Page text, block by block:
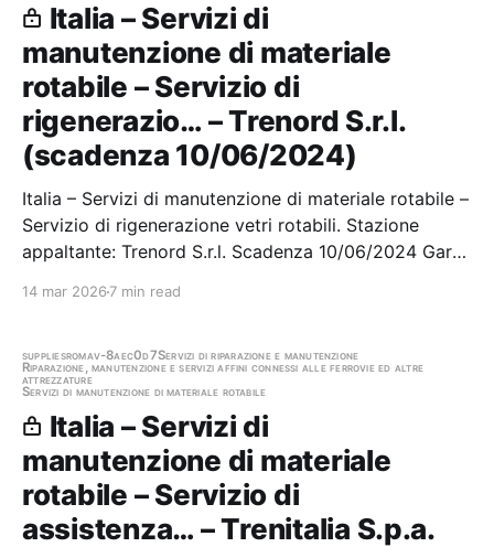
Italia – Servizi di
manutenzione di materiale
rotabile – Servizio di
rigenerazio… – Trenord S.r.l.
(scadenza 10/06/2024)
Italia – Servizi di manutenzione di materiale rotabile –
Servizio di rigenerazione vetri rotabili. Stazione
appaltante: Trenord S.r.l. Scadenza 10/06/2024 Gara
14 mar 2026 7 min read
suppliesromav-8aec0d7Servizi di riparazione e manutenzione
Riparazione, manutenzione e servizi affini connessi alle ferrovie ed altre
attrezzature
Servizi di manutenzione di materiale rotabile
Italia – Servizi di
manutenzione di materiale
rotabile – Servizio di
assistenza… – Trenitalia S.p.a.